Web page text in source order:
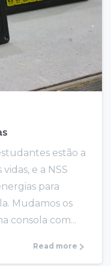
estão a
e a NSS
para
Mudamos os
consola com...
Read more